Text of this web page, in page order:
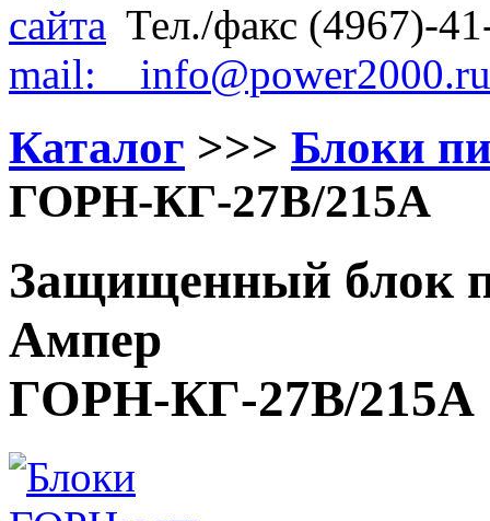
Тел./факс (4967)-
mail: info@power2000.ru
Каталог >>> Блоки
ГОРН-КГ-27В/215А
Защищенный блок
Ампер
ГОРН-КГ-27В/215А